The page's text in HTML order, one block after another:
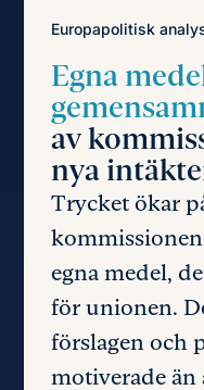
Europapolitisk
Egna
av
nya
Trycket ökar
egna medel,
för unionen.
förslagen och
motiverade än